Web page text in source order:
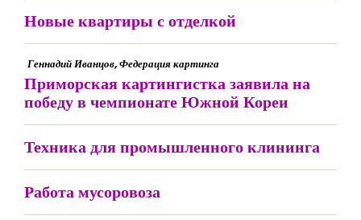
Новые квартиры с отделкой
Геннадий Иванцов, Федерация картинга
Приморская картингистка заявила на
победу в чемпионате Южной Кореи
Техника для промышленного клининга
Работа мусоровоза